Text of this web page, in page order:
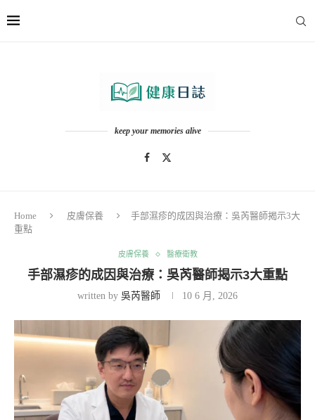
keep your memories alive
Home 皮膚保養
手部濕疹的成因與治療：吳芮醫師揭示3大
重點
皮膚保養 醫療衛教
手部濕疹的成因與治療：吳芮醫師揭示3大重點
written by 吳芮醫師 10 6 月, 2026